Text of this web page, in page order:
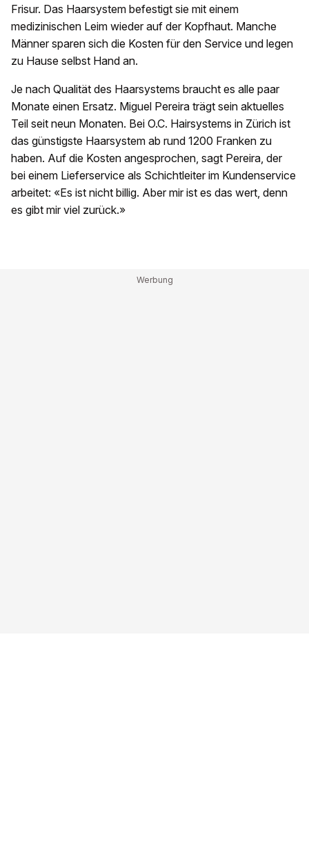
Frisur. Das Haarsystem befestigt sie mit einem
medizinischen Leim wieder auf der Kopfhaut. Manche
Männer sparen sich die Kosten für den Service und legen
zu Hause selbst Hand an.
Je nach Qualität des Haarsystems braucht es alle paar
Monate einen Ersatz. Miguel Pereira trägt sein aktuelles
Teil seit neun Monaten. Bei O.C. Hairsystems in Zürich ist
das günstigste Haarsystem ab rund 1200 Franken zu
haben. Auf die Kosten angesprochen, sagt Pereira, der
bei einem Lieferservice als Schichtleiter im Kundenservice
arbeitet: «Es ist nicht billig. Aber mir ist es das wert, denn
es gibt mir viel zurück.»